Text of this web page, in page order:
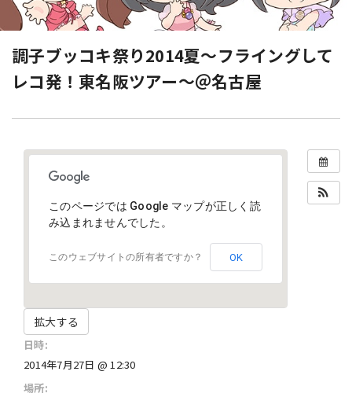
調子ブッコキ祭り2014夏～フライングして
レコ発！東名阪ツアー～＠名古屋
このページでは Google マップが正しく読
み込まれませんでした。
このウェブサイトの所有者ですか？ OK
拡大する
日時:
2014年7月27日 @ 12:30
場所: